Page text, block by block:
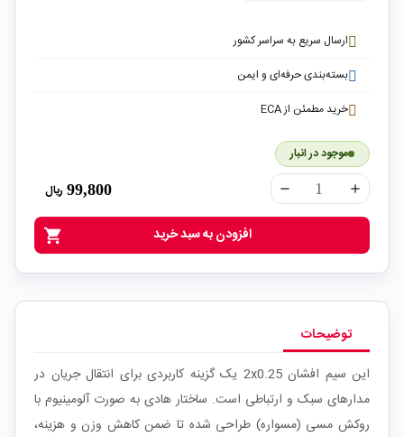
ارسال سریع به سراسر کشور
بسته‌بندی حرفه‌ای و ایمن
خرید مطمئن از ECA
موجود در انبار
remove add
99,800 ریال
shopping_cart افزودن به سبد خرید
توضیحات
این سیم افشان 2x0.25 یک گزینه کاربردی برای انتقال جریان در
مدارهای سبک و ارتباطی است. ساختار هادی به صورت آلومینیوم با
روکش مسی (مسواره) طراحی شده تا ضمن کاهش وزن و هزینه،